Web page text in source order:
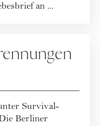
an ...
Survival-
Berliner